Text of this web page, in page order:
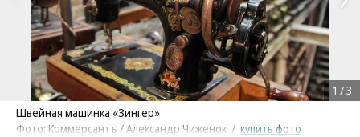
Швейная машинка «Зингер»
Фото: Коммерсантъ / Александр Чиженок / купить фото
1 /3